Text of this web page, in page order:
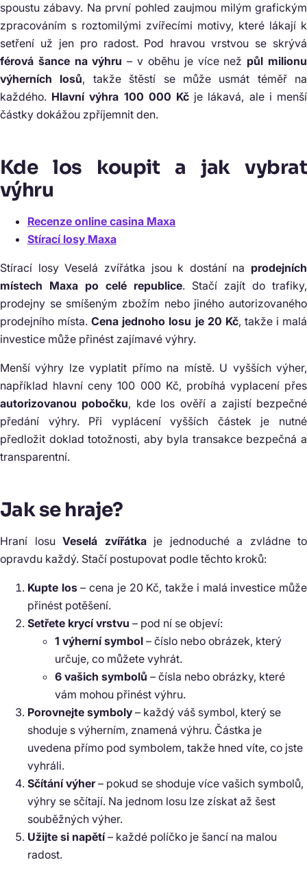
spoustu zábavy. Na první pohled zaujmou milým grafickým
zpracováním s roztomilými zvířecími motivy, které lákají k
setření už jen pro radost. Pod hravou vrstvou se skrývá
férová šance na výhru – v oběhu je více než půl milionu
výherních losů, takže štěstí se může usmát téměř na
každého. Hlavní výhra 100 000 Kč je lákavá, ale i menší
částky dokážou zpříjemnit den.
Kde los koupit a jak vybrat
výhru
Recenze online casina Maxa
Stírací losy Maxa
Stírací losy Veselá zvířátka jsou k dostání na prodejních
místech Maxa po celé republice. Stačí zajít do trafiky,
prodejny se smíšeným zbožím nebo jiného autorizovaného
prodejního místa.Cena jednoho losu je 20 Kč, takže i malá
investice může přinést zajímavé výhry.
Menší výhry lze vyplatit přímo na místě. U vyšších výher,
například hlavní ceny 100 000 Kč, probíhá vyplacení přes
autorizovanou pobočku, kde los ověří a zajistí bezpečné
předání výhry. Při vyplácení vyšších částek je nutné
předložit doklad totožnosti, aby byla transakce bezpečná a
transparentní.
Jak se hraje?
Hraní losu Veselá zvířátkaje jednoduché a zvládne to
opravdu každý. Stačí postupovat podle těchto kroků:
Kupte los– cena je 20 Kč, takže i malá investice může
přinést potěšení.
Setřete krycí vrstvu – pod ní se objeví:
1 výherní symbol – číslo nebo obrázek, který
určuje, co můžete vyhrát.
6 vašich symbolů – čísla nebo obrázky, které
vám mohou přinést výhru.
Porovnejte symboly – každý váš symbol, který se
shoduje s výherním, znamená výhru. Částka je
uvedena přímo pod symbolem, takže hned víte, co jste
vyhráli.
Sčítání výher– pokud se shoduje více vašich symbolů,
výhry se sčítají. Na jednom losu lze získat až šest
souběžných výher.
Užijte si napětí– každé políčko je šancí na malou
radost.